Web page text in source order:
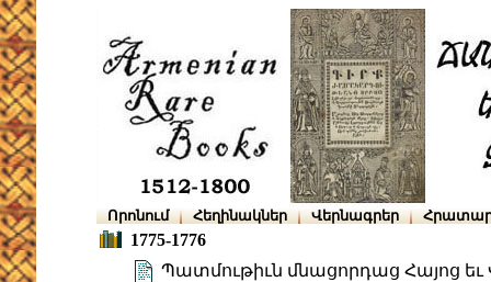
Որոնում Հեղինակներ Վերնագրեր
1775-1776
Պատմութիւն մնացորդաց Հայոց եւ